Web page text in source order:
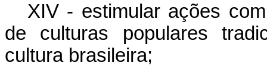
XIV - estimular ações
de culturas populares
cultura brasileira;